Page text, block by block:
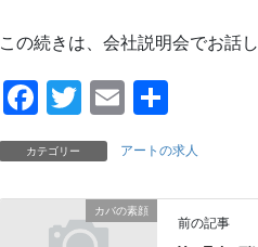
この続きは、会社説明会でお話
F
a
c
e
b
T
wi
tt
er
E
ail
カテゴリー アートの求人
カバの素顔
前の記事